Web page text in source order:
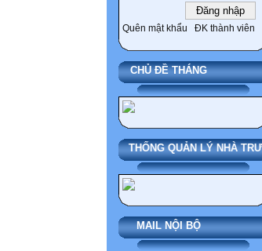
Quên mật khẩu ĐK thành viên
CHỦ ĐỀ THÁNG
SMAS HỆ THỐNG QUẢN LÝ NHÀ
MAIL NỘI BỘ